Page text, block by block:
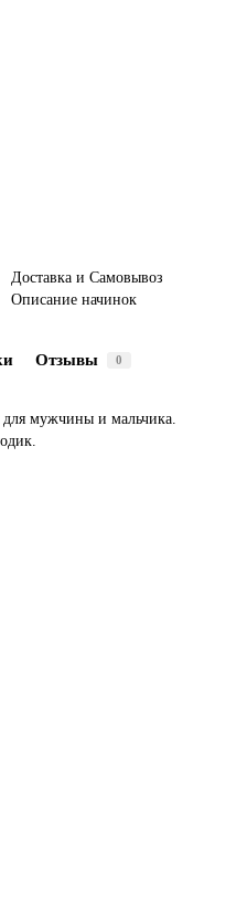
Доставка и Самовывоз
Описание начинок
Отзывы 0
мужчины и мальчика.